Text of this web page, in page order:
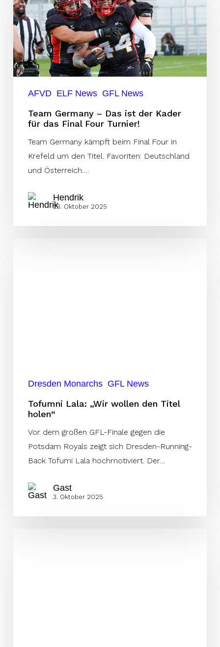
–
Das
ist
der
Kader
für
Four
AFVD ELF News GFL News
Team Germany – Das ist der Kader
für das Final Four Turnier!
Team Germany kämpft beim Final Four in
Krefeld um den Titel. Favoriten: Deutschland
und Österreich.…
Hendrik
23. Oktober 2025
Dresden Monarchs GFL News
Tofumni Lala: „Wir wollen den Titel
holen“
Vor dem großen GFL-Finale gegen die
Potsdam Royals zeigt sich Dresden-Running-
Back Tofumi Lala hochmotiviert. Der…
Gast
3. Oktober 2025